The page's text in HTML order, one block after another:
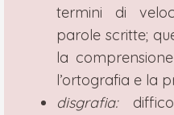
termini di
parole scritte;
la
l’ortografia e la
disgrafia: